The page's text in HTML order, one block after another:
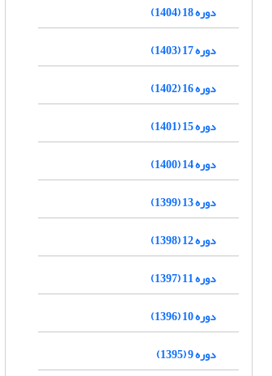
دوره 18 (1404)
دوره 17 (1403)
دوره 16 (1402)
دوره 15 (1401)
دوره 14 (1400)
دوره 13 (1399)
دوره 12 (1398)
دوره 11 (1397)
دوره 10 (1396)
دوره 9 (1395)